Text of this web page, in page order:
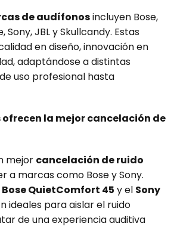
de audífonosincluyen Bose,
Sony, JBL y Skullcandy. Estas
en diseño, innovación en
adaptándose a distintas
uso profesional hasta
la mejor cancelación de
mejor cancelación de ruido
a marcas como Bose y Sony.
Bose QuietComfort 45 y el Sony
ideales para aislar el ruido
de una experiencia auditiva